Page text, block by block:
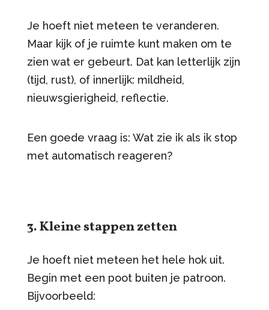
Je hoeft niet meteen te veranderen.
Maar kijk of je ruimte kunt maken om te
zien wat er gebeurt. Dat kan letterlijk zijn
(tijd, rust), of innerlijk: mildheid,
nieuwsgierigheid, reflectie.
Een goede vraag is: Wat zie ik als ik stop
met automatisch reageren?
3. Kleine stappen zetten
Je hoeft niet meteen het hele hok uit.
Begin met een poot buiten je patroon.
Bijvoorbeeld: